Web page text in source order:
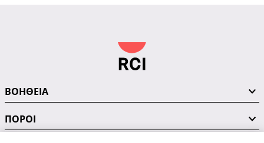
ΒΟΗΘΕΙΑ
ΠΟΡΟΙ